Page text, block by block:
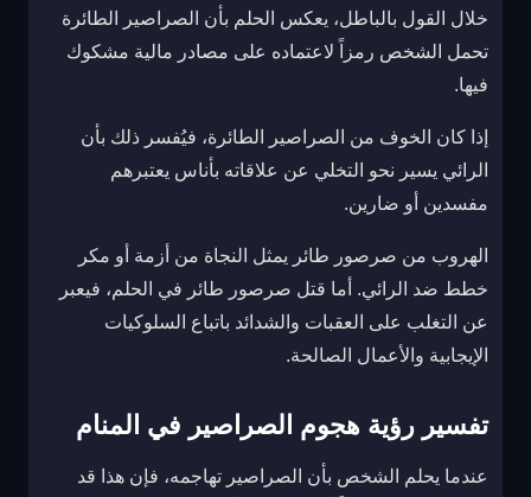
خلال القول بالباطل، يعكس الحلم بأن الصراصير الطائرة
تحمل الشخص رمزاً لاعتماده على مصادر مالية مشكوك
فيها.
إذا كان الخوف من الصراصير الطائرة، فيُفسر ذلك بأن
الرائي يسير نحو التخلي عن علاقاته بأناس يعتبرهم
مفسدين أو ضارين.
الهروب من صرصور طائر يمثل النجاة من أزمة أو مكر
خطط ضد الرائي. أما قتل صرصور طائر في الحلم، فيعبر
عن التغلب على العقبات والشدائد باتباع السلوكيات
الإيجابية والأعمال الصالحة.
تفسير رؤية هجوم الصراصير في المنام
عندما يحلم الشخص بأن الصراصير تهاجمه، فإن هذا قد